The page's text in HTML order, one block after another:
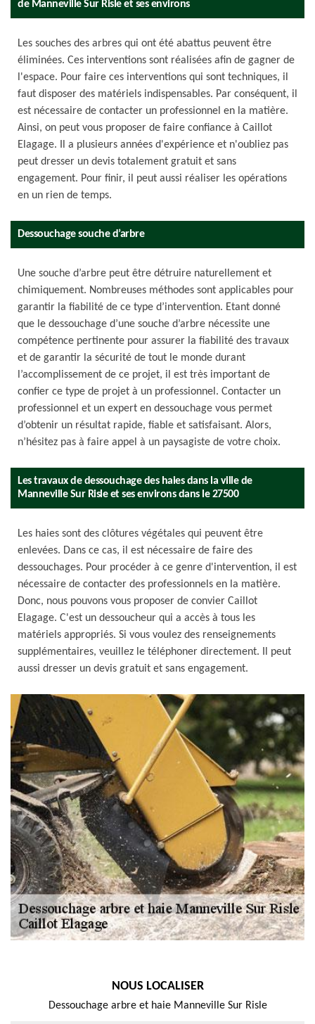
de Manneville Sur Risle et ses environs
Les souches des arbres qui ont été abattus peuvent être
éliminées. Ces interventions sont réalisées afin de gagner de
l'espace. Pour faire ces interventions qui sont techniques, il
faut disposer des matériels indispensables. Par conséquent, il
est nécessaire de contacter un professionnel en la matière.
Ainsi, on peut vous proposer de faire confiance à Caillot
Elagage. Il a plusieurs années d'expérience et n'oubliez pas
peut dresser un devis totalement gratuit et sans
engagement. Pour finir, il peut aussi réaliser les opérations
en un rien de temps.
Dessouchage souche d’arbre
Une souche d’arbre peut être détruire naturellement et
chimiquement. Nombreuses méthodes sont applicables pour
garantir la fiabilité de ce type d’intervention. Etant donné
que le dessouchage d’une souche d’arbre nécessite une
compétence pertinente pour assurer la fiabilité des travaux
et de garantir la sécurité de tout le monde durant
l’accomplissement de ce projet, il est très important de
confier ce type de projet à un professionnel. Contacter un
professionnel et un expert en dessouchage vous permet
d’obtenir un résultat rapide, fiable et satisfaisant. Alors,
n’hésitez pas à faire appel à un paysagiste de votre choix.
Les travaux de dessouchage des haies dans la ville de
Manneville Sur Risle et ses environs dans le 27500
Les haies sont des clôtures végétales qui peuvent être
enlevées. Dans ce cas, il est nécessaire de faire des
dessouchages. Pour procéder à ce genre d'intervention, il est
nécessaire de contacter des professionnels en la matière.
Donc, nous pouvons vous proposer de convier Caillot
Elagage. C'est un dessoucheur qui a accès à tous les
matériels appropriés. Si vous voulez des renseignements
supplémentaires, veuillez le téléphoner directement. Il peut
aussi dresser un devis gratuit et sans engagement.
NOUS LOCALISER
Dessouchage arbre et haie Manneville Sur Risle